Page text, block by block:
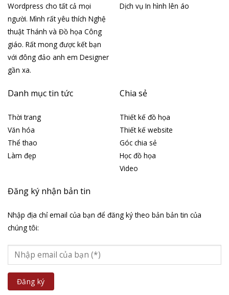
Wordpress cho tất cả mọi
người. Mình rất yêu thích Nghệ
thuật Thánh và Đồ họa Công
giáo. Rất mong được kết bạn
với đông đảo anh em Designer
gần xa.
Dịch vụ In hình lên áo
Danh mục tin tức
Thời trang
Văn hóa
Thể thao
Làm đẹp
Chia sẻ
Thiết kế đồ họa
Thiết kế website
Góc chia sẻ
Học đồ họa
Video
Đăng ký nhận bản tin
Nhập địa chỉ email của bạn để đăng ký theo bản bản tin của
chúng tôi: